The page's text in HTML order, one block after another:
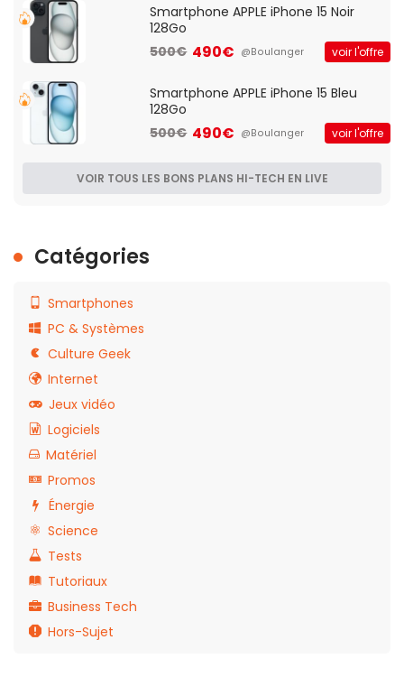
Smartphone APPLE iPhone 15 Noir
128Go
500€ 490€ @Boulanger voir l'offre
Smartphone APPLE iPhone 15 Bleu
128Go
500€ 490€ @Boulanger voir l'offre
VOIR TOUS LES BONS PLANS HI-TECH EN LIVE
Catégories
Smartphones
PC & Systèmes
Culture Geek
Internet
Jeux vidéo
Logiciels
Matériel
Promos
Énergie
Science
Tests
Tutoriaux
Business Tech
Hors-Sujet